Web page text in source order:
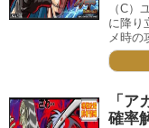
（C
に降り
メ時の
「
確率